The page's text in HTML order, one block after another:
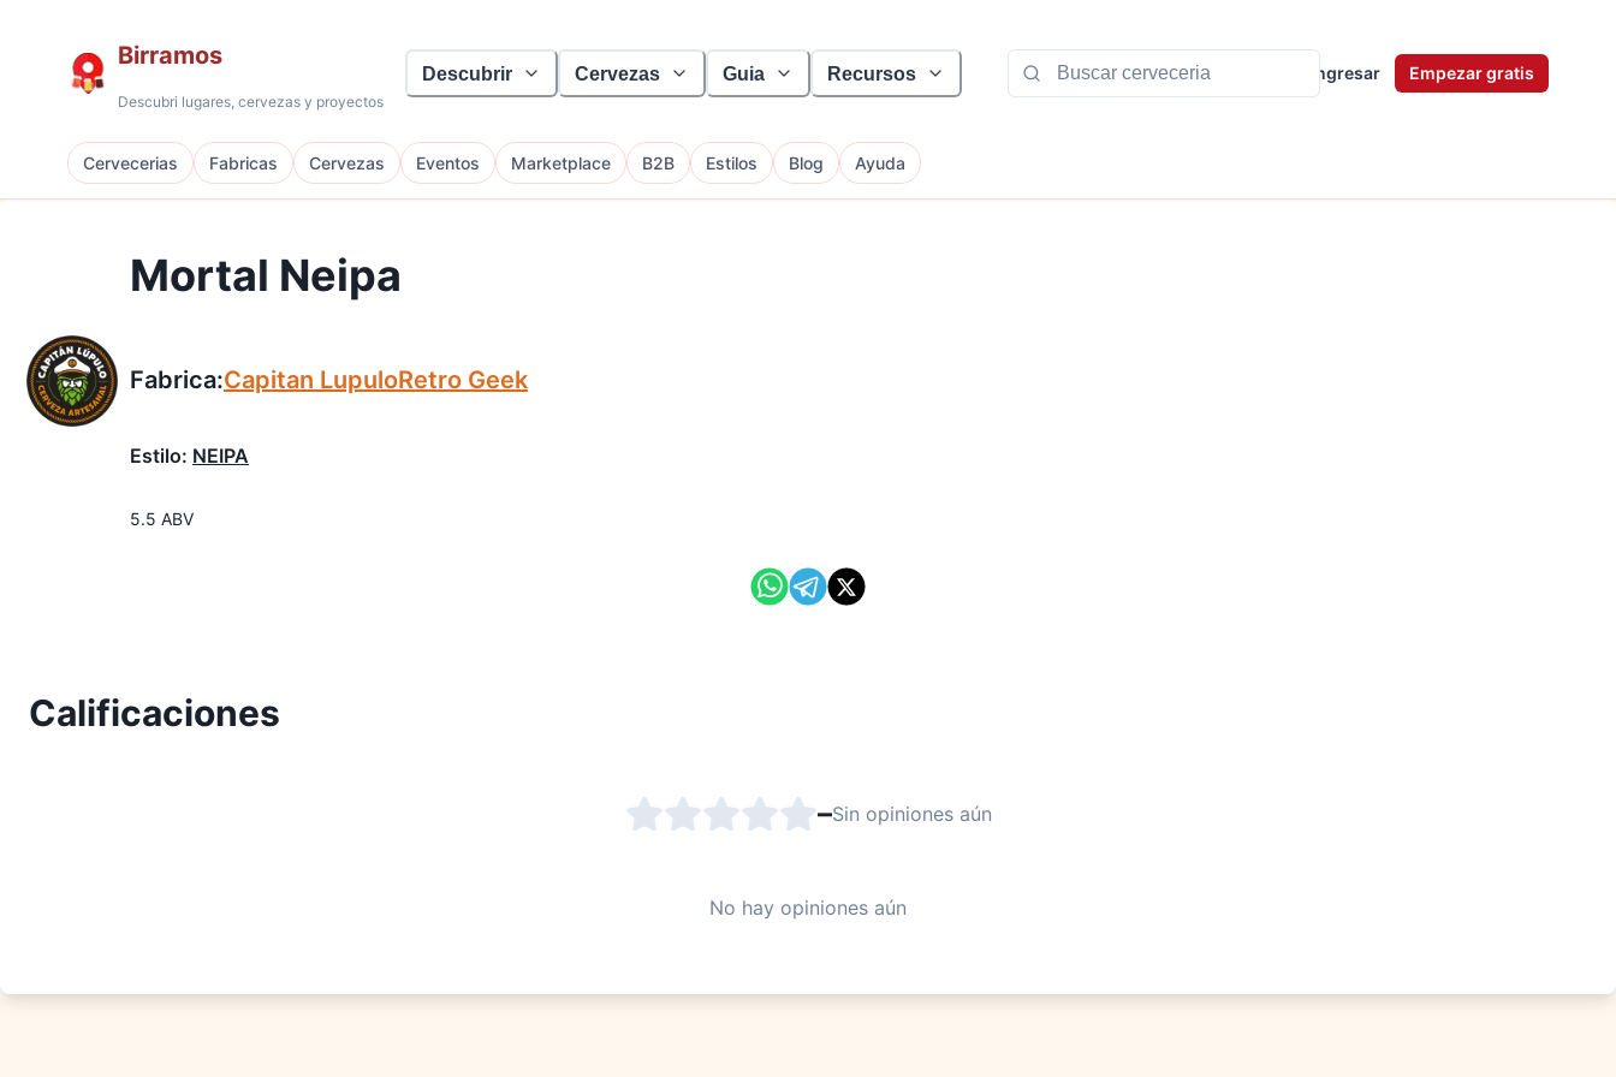
Birramos
Descubri lugares, cervezas y proyectos
Descubrir Cervezas Guia Recursos Ingresar Empezar gratis
Cervecerias Fabricas Cervezas Eventos Marketplace B2B Estilos Blog Ayuda
Mortal Neipa
Fabrica:Capitan LupuloRetro Geek
Estilo: NEIPA
5.5 ABV
Calificaciones
–Sin opiniones aún
No hay opiniones aún